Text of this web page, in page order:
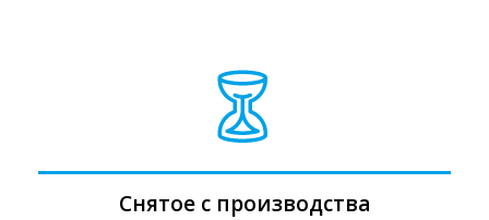
Снятое с производства